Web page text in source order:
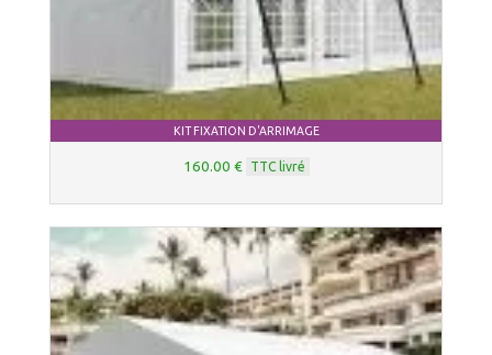
KIT FIXATION D'ARRIMAGE
160.00 € TTC livré